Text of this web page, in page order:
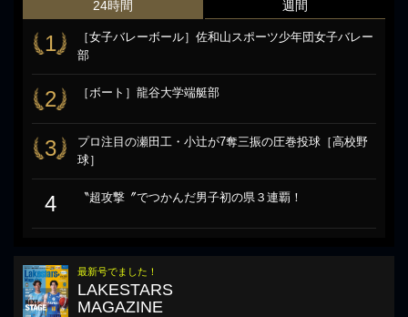
24時間
1
［女子バレーボール］佐和山スポーツ少年団女子バレー
部
2 ［ボート］龍谷大学端艇部
3
プロ注目の瀬田工・小辻が7奪三振の圧巻投球［高校野
球］
4 〝超攻撃〞でつかんだ男子初の県３連覇！
週間
最新号でました！
LAKESTARS
MAGAZINE